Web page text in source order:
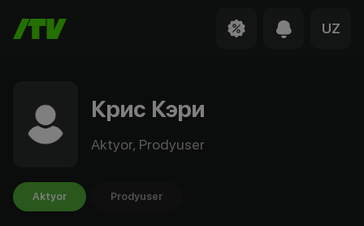
UZ
Крис Кэри
Aktyor, Prodyuser
Aktyor Prodyuser